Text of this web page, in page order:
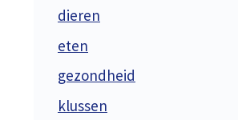
dieren
eten
gezondheid
klussen